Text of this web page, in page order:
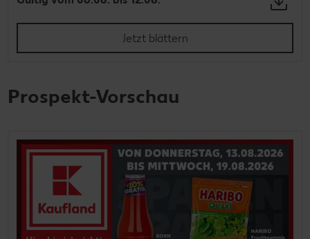
Jetzt blättern
Prospekt-Vorschau